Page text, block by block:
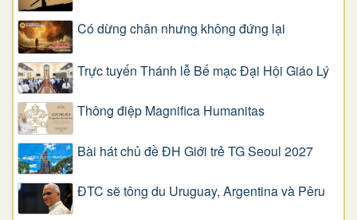
Có dừng chân nhưng không đứng lại
Trực tuyến Thánh lễ Bế mạc Đại Hội Giáo Lý
Thông điệp Magnifica Humanitas
Bài hát chủ đề ĐH Giới trẻ TG Seoul 2027
ĐTC sẽ tông du Uruguay, Argentina và Pêru